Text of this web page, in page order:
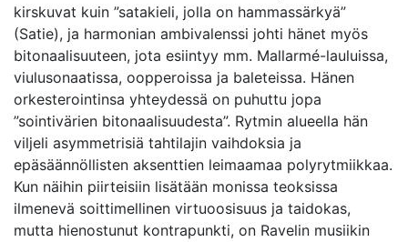
kirskuvat kuin ”satakieli, jolla on hammassärkyä”
(Satie), ja harmonian ambivalenssi johti hänet myös
bitonaalisuuteen, jota esiintyy mm. Mallarmé-lauluissa,
viulusonaatissa, oopperoissa ja baleteissa. Hänen
orkesterointinsa yhteydessä on puhuttu jopa
”sointivärien bitonaalisuudesta”. Rytmin alueella hän
viljeli asymmetrisiä tahtilajin vaihdoksia ja
epäsäännöllisten aksenttien leimaamaa polyrytmiikkaa.
Kun näihin piirteisiin lisätään monissa teoksissa
ilmenevä soittimellinen virtuoosisuus ja taidokas,
mutta hienostunut kontrapunkti, on Ravelin musiikin